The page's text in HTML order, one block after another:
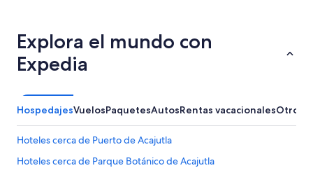
Explora el mundo con
Expedia
HospedajesVuelosPaquetesAutosRentas vacacionalesOtros
Hoteles cerca de Puerto de Acajutla
Hoteles cerca de Parque Botánico de Acajutla